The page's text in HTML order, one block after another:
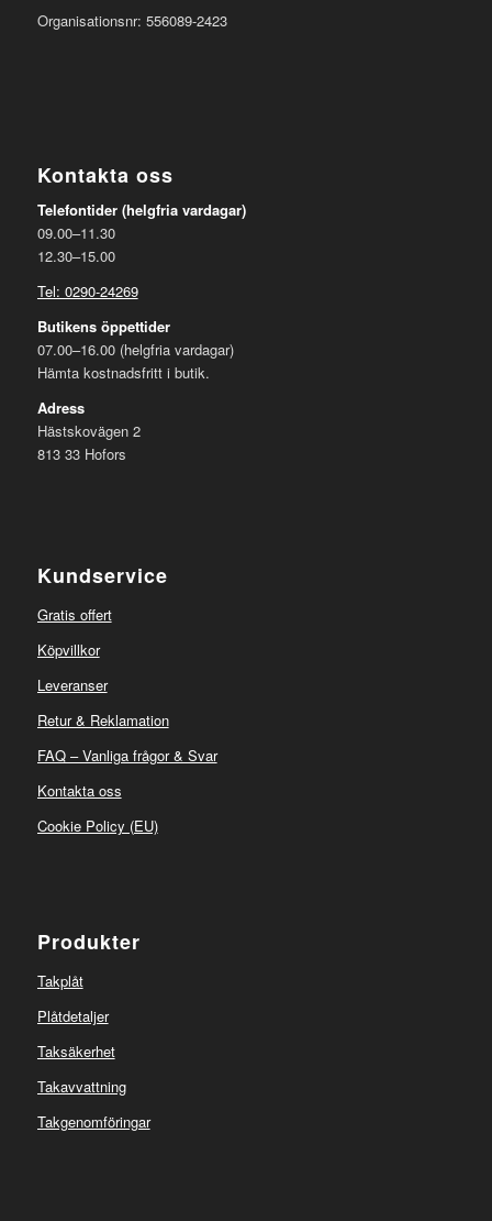
Organisationsnr: 556089-2423
Kontakta oss
Telefontider (helgfria vardagar)
09.00–11.30
12.30–15.00
Tel: 0290-24269
Butikens öppettider
07.00–16.00 (helgfria vardagar)
Hämta kostnadsfritt i butik.
Adress
Hästskovägen 2
813 33 Hofors
Kundservice
Gratis offert
Köpvillkor
Leveranser
Retur & Reklamation
FAQ – Vanliga frågor & Svar
Kontakta oss
Cookie Policy (EU)
Produkter
Takplåt
Plåtdetaljer
Taksäkerhet
Takavvattning
Takgenomföringar